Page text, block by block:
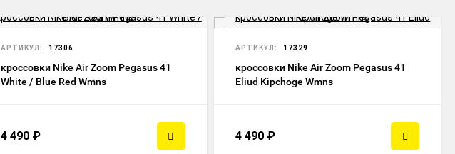
АРТИКУЛ: 17306
кроссовки Nike Air Zoom Pegasus 41
White / Blue Red Wmns
4 490 ₽
АРТИКУЛ: 17329
кроссовки Nike Air Zoom Pegasus 41
Eliud Kipchoge Wmns
4 490 ₽